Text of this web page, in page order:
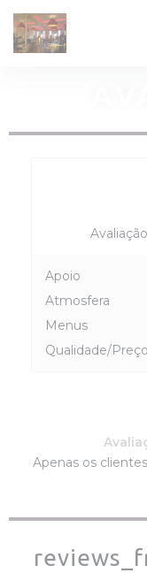
Apoio
Atmosfera
Menus
Qualidade/Preço
Apenas os